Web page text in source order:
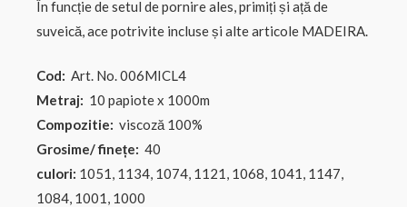
În funcție de setul de pornire ales, primiți și ață de
suveică, ace potrivite incluse și alte articole MADEIRA.
Cod: Art. No. 006MICL4
Metraj: 10 papiote x 1000m
Compozitie: viscoză 100%
Grosime/ finețe: 40
culori: 1051, 1134, 1074, 1121, 1068, 1041, 1147,
1084, 1001, 1000